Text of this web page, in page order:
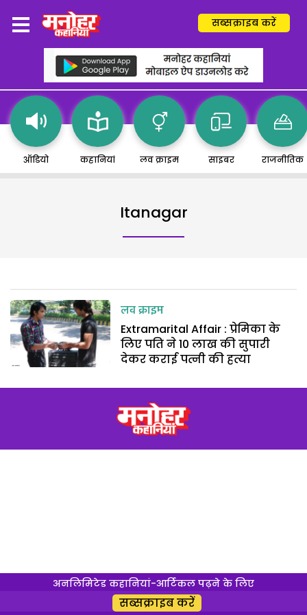
सब्सक्राइब करें
ऑडियो कहानियां लव क्राइम साइबर राजनीतिक
Itanagar
लव क्राइम
Extramarital Affair : प्रेमिका के
लिए पति ने 10 लाख की सुपारी
देकर कराई पत्नी की हत्या
अनलिमिटेड कहानियां-आर्टिकल पढ़ने के लिए
सब्सक्राइब करें